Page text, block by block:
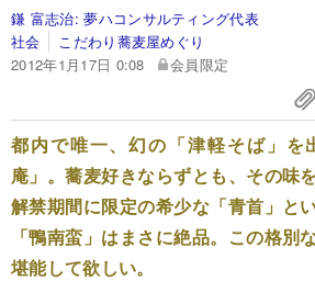
鎌 富志治:夢ハコンサルティング代表
社会
こだわり蕎麦屋めぐり
2012年1月17日 0:08
会員限定
都内で唯一、幻の「津軽そば」を
庵」。蕎麦好きならずとも、その味
解禁期間に限定の希少な「青首」と
「鴨南蛮」はまさに絶品。この格別
堪能して欲しい。